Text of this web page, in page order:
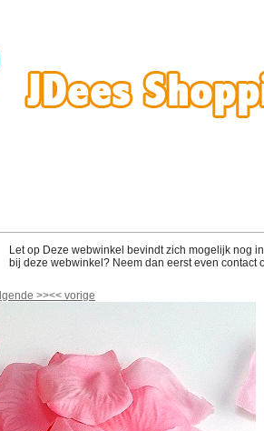
Let op Deze webwinkel bevindt zich mogelijk nog
bij deze webwinkel? Neem dan eerst even contact
>><< vorige